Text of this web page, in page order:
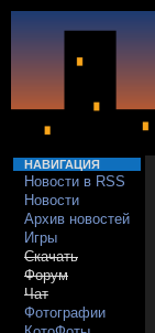
НАВИГАЦИЯ
Новости в RSS
Новости
Архив новостей
Игры
Скачать
Форум
Чат
Фотографии